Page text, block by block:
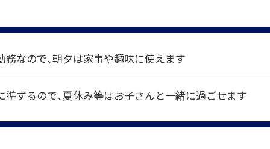
務なので、朝夕は家事や趣味に使えます
準ずるので、夏休み等はお子さんと一緒に過ごせます